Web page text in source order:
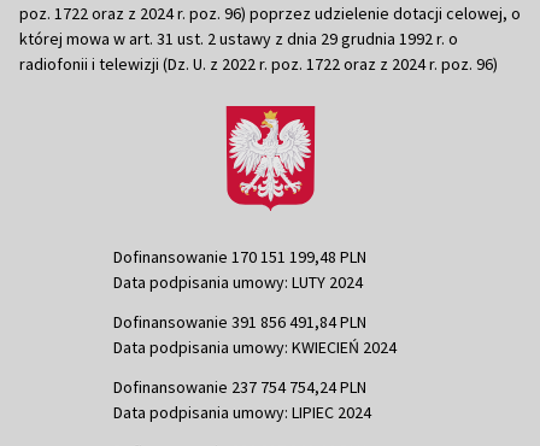
poz. 1722 oraz z 2024 r. poz. 96) poprzez udzielenie dotacji celowej, o
której mowa w art. 31 ust. 2 ustawy z dnia 29 grudnia 1992 r. o
radiofonii i telewizji (Dz. U. z 2022 r. poz. 1722 oraz z 2024 r. poz. 96)
Dofinansowanie 170 151 199,48 PLN
Data podpisania umowy: LUTY 2024
Dofinansowanie 391 856 491,84 PLN
Data podpisania umowy: KWIECIEŃ 2024
Dofinansowanie 237 754 754,24 PLN
Data podpisania umowy: LIPIEC 2024